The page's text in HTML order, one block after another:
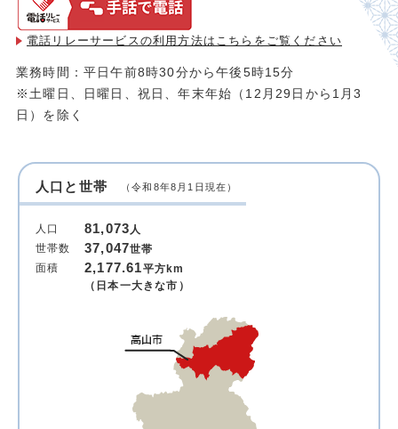
電話リレーサービスの利用方法は こちらをご覧ください
業務時間：平日午前8時30分から午後5時15分
※土曜日、日曜日、祝日、年末年始（12月29日から1月3
日）を除く
人口と世帯 （令和8年8月1日現在）
人口 81,073人
世帯数
37,047世帯
面積
2,177.61平方km
（日本一大きな市）